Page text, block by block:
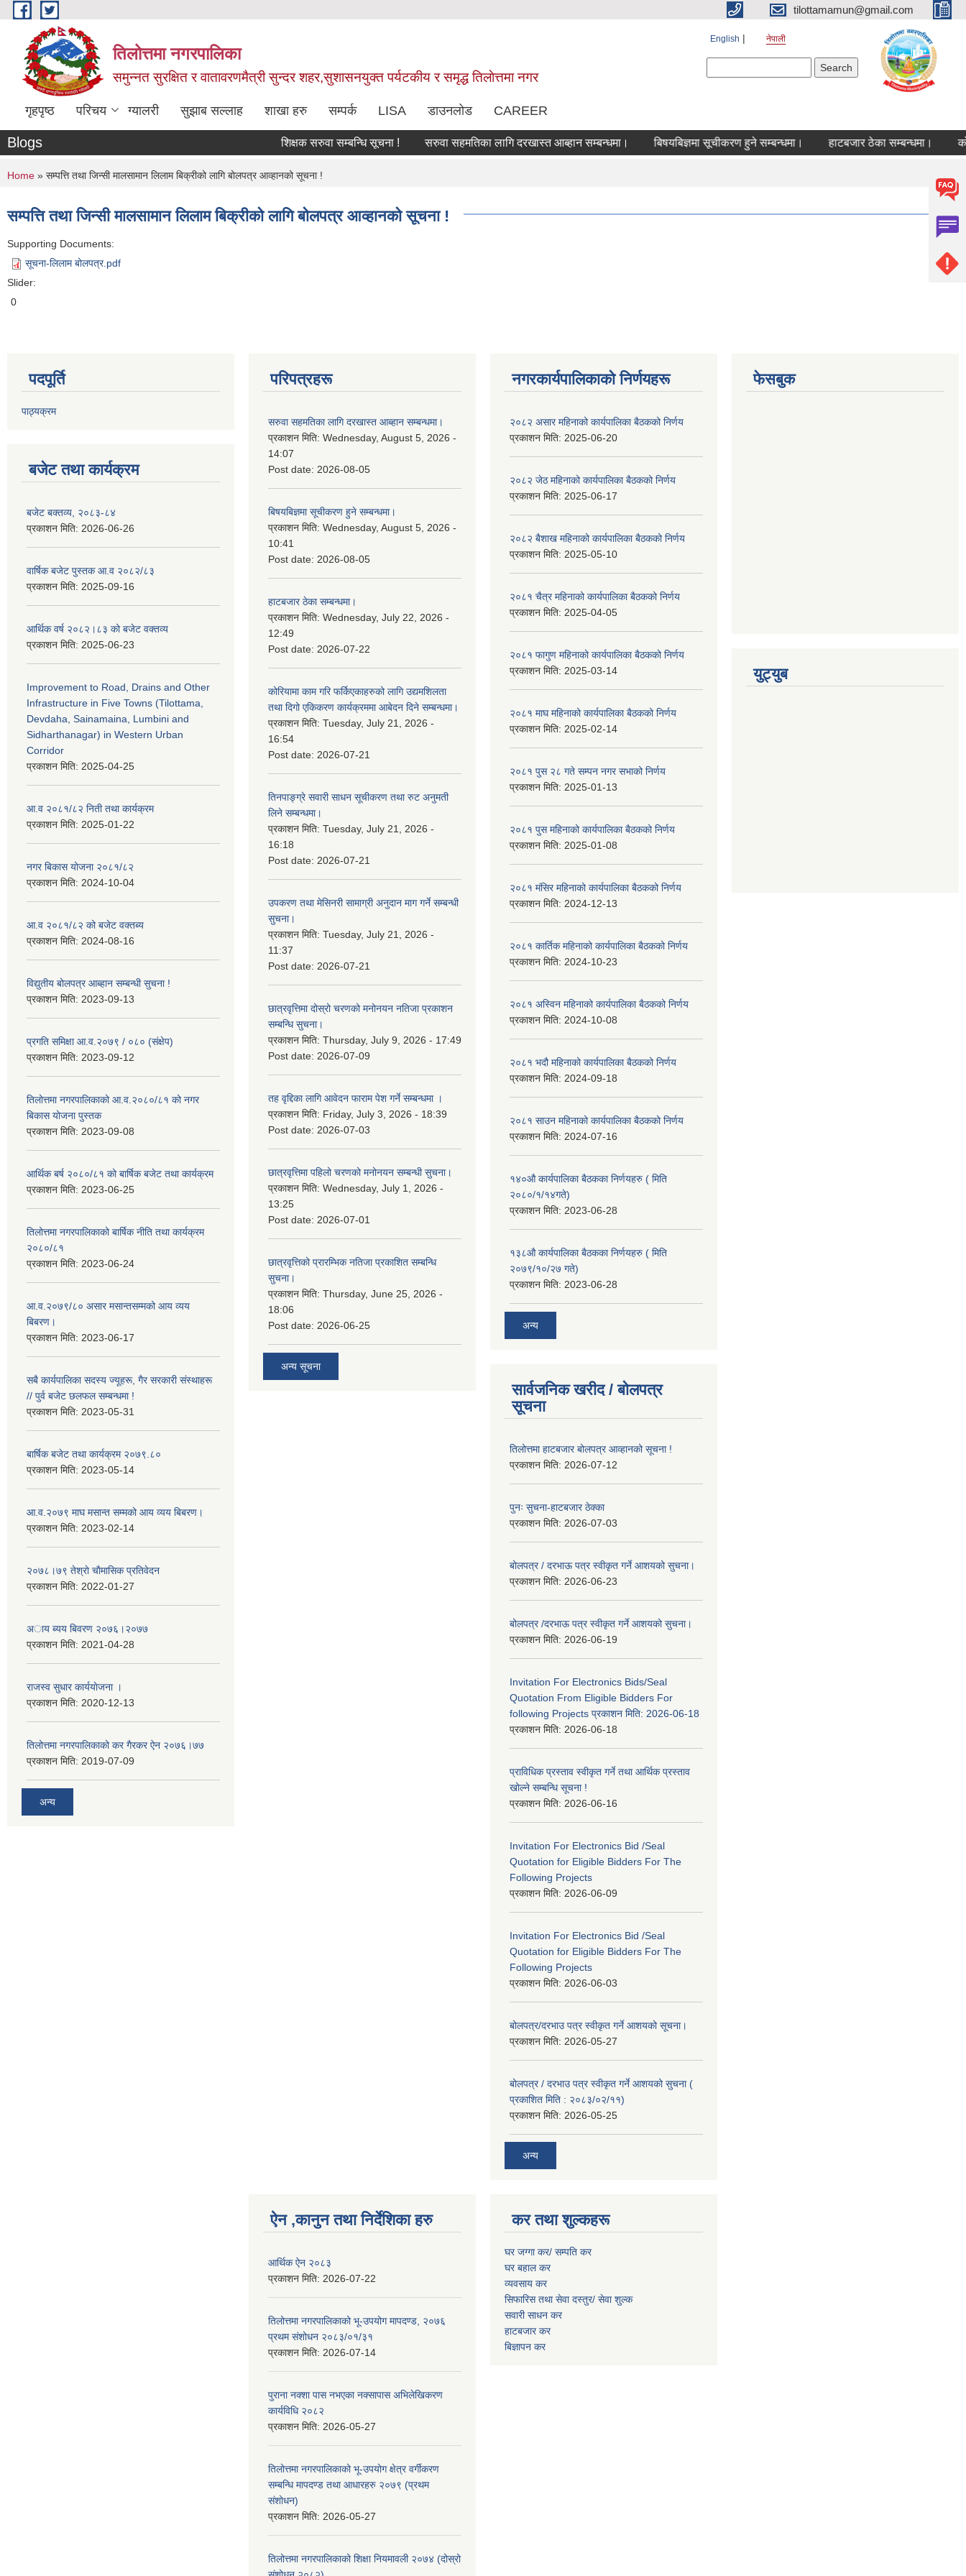
Skip to main content tilottamamun@gmail.com
तिलोत्तमा नगरपालिका
समुन्नत सुरक्षित र वातावरणमैत्री सुन्दर शहर,सुशासनयुक्त पर्यटकीय र समृद्ध तिलाेत्तमा नगर
English नेपाली
गृहपृष्ठ परिचय ग्यालरी सुझाब सल्लाह शाखा हरु सम्पर्क LISA डाउनलोड CAREER
Blogs शिक्षक सरुवा सम्बन्धि सूचना ! सरुवा सहमतिका लागि दरखास्त आब्हान सम्बन्धमा। बिषयबिज्ञमा सूचीकरण हुने सम्बन्धमा। हाटबजार ठेका सम्बन्धमा।
You are here
Home » सम्पत्ति तथा जिन्सी मालसामान लिलाम बिक्रीको लागि बोलपत्र आव्हानको सूचना !
सम्पत्ति तथा जिन्सी मालसामान लिलाम बिक्रीको लागि बोलपत्र आव्हानको सूचना !
Supporting Documents:
सूचना-लिलाम बोलपत्र.pdf
Slider:
0
पदपूर्ति
पाठ्यक्रम
बजेट तथा कार्यक्रम
बजेट बक्तव्य, २०८३-८४
प्रकाशन मिति: 2026-06-26
वार्षिक बजेट पुस्तक आ.व २०८२/८३
प्रकाशन मिति: 2025-09-16
आर्थिक वर्ष २०८२।८३ को बजेट वक्तव्य
प्रकाशन मिति: 2025-06-23
Improvement to Road, Drains and Other
Infrastructure in Five Towns (Tilottama,
Devdaha, Sainamaina, Lumbini and
Sidharthanagar) in Western Urban
Corridor
प्रकाशन मिति: 2025-04-25
आ.व २०८१/८२ निती तथा कार्यक्रम
प्रकाशन मिति: 2025-01-22
नगर बिकास योजना २०८१/८२
प्रकाशन मिति: 2024-10-04
आ.व २०८१/८२ को बजेट वक्तब्य
प्रकाशन मिति: 2024-08-16
विद्युतीय बोलपत्र आब्हान सम्बन्धी सुचना !
प्रकाशन मिति: 2023-09-13
प्रगति समिक्षा आ.व.२०७९ / ०८० (संक्षेप)
प्रकाशन मिति: 2023-09-12
तिलोत्तमा नगरपालिकाको आ.व.२०८०/८१ को नगर
बिकास योजना पुस्तक
प्रकाशन मिति: 2023-09-08
आर्थिक बर्ष २०८०/८१ को बार्षिक बजेट तथा कार्यक्रम
प्रकाशन मिति: 2023-06-25
तिलोत्तमा नगरपालिकाको बार्षिक नीति तथा कार्यक्रम
२०८०/८१
प्रकाशन मिति: 2023-06-24
आ.व.२०७९/८० असार मसान्तसम्मको आय व्यय
बिबरण।
प्रकाशन मिति: 2023-06-17
सबै कार्यपालिका सदस्य ज्यूहरू, गैर सरकारी संस्थाहरू
// पुर्व बजेट छलफल सम्बन्धमा !
प्रकाशन मिति: 2023-05-31
बार्षिक बजेट तथा कार्यक्रम २०७९.८०
प्रकाशन मिति: 2023-05-14
आ.व.२०७९ माघ मसान्त सम्मको आय व्यय बिबरण।
प्रकाशन मिति: 2023-02-14
२०७८।७९ तेश्राे चाैमासिक प्रतिवेदन
प्रकाशन मिति: 2022-01-27
अाय ब्यय बिवरण २०७६।२०७७
प्रकाशन मिति: 2021-04-28
राजस्व सुधार कार्ययाेजना ।
प्रकाशन मिति: 2020-12-13
तिलोत्तमा नगरपालिकाको कर गैरकर ऐन २०७६।७७
प्रकाशन मिति: 2019-07-09
अन्य
परिपत्रहरू
सरुवा सहमतिका लागि दरखास्त आब्हान सम्बन्धमा।
प्रकाशन मिति: Wednesday, August 5, 2026 -
14:07
Post date: 2026-08-05
बिषयबिज्ञमा सूचीकरण हुने सम्बन्धमा।
प्रकाशन मिति: Wednesday, August 5, 2026 -
10:41
Post date: 2026-08-05
हाटबजार ठेका सम्बन्धमा।
प्रकाशन मिति: Wednesday, July 22, 2026 -
12:49
Post date: 2026-07-22
कोरियामा काम गरि फर्किएकाहरुको लागि उद्यमशिलता
तथा दिगो एकिकरण कार्यक्रममा आबेदन दिने सम्बन्धमा।
प्रकाशन मिति: Tuesday, July 21, 2026 -
16:54
Post date: 2026-07-21
तिनपाङ्ग्रे सवारी साधन सूचीकरण तथा रुट अनुमती
लिने सम्बन्धमा।
प्रकाशन मिति: Tuesday, July 21, 2026 -
16:18
Post date: 2026-07-21
उपकरण तथा मेसिनरी सामाग्री अनुदान माग गर्ने सम्बन्धी
सुचना।
प्रकाशन मिति: Tuesday, July 21, 2026 -
11:37
Post date: 2026-07-21
छात्रवृत्तिमा दोस्रो चरणको मनोनयन नतिजा प्रकाशन
सम्बन्धि सुचना।
प्रकाशन मिति: Thursday, July 9, 2026 - 17:49
Post date: 2026-07-09
तह वृद्दिका लागि आवेदन फाराम पेश गर्ने सम्बन्धमा ।
प्रकाशन मिति: Friday, July 3, 2026 - 18:39
Post date: 2026-07-03
छात्रवृत्तिमा पहिलो चरणको मनोनयन सम्बन्धी सुचना।
प्रकाशन मिति: Wednesday, July 1, 2026 -
13:25
Post date: 2026-07-01
छात्रवृत्तिको प्रारम्भिक नतिजा प्रकाशित सम्बन्धि
सुचना।
प्रकाशन मिति: Thursday, June 25, 2026 -
18:06
Post date: 2026-06-25
अन्य सूचना
नगरकार्यपालिकाकाे निर्णयहरू
२०८२ असार महिनाको कार्यपालिका बैठकको निर्णय
प्रकाशन मिति: 2025-06-20
२०८२ जेठ महिनाको कार्यपालिका बैठकको निर्णय
प्रकाशन मिति: 2025-06-17
२०८२ बैशाख महिनाको कार्यपालिका बैठकको निर्णय
प्रकाशन मिति: 2025-05-10
२०८१ चैत्र महिनाको कार्यपालिका बैठकको निर्णय
प्रकाशन मिति: 2025-04-05
२०८१ फागुण महिनाको कार्यपालिका बैठकको निर्णय
प्रकाशन मिति: 2025-03-14
२०८१ माघ महिनाको कार्यपालिका बैठकको निर्णय
प्रकाशन मिति: 2025-02-14
२०८१ पुस २८ गते सम्प‍न नगर सभाको निर्णय
प्रकाशन मिति: 2025-01-13
२०८१ पुस महिनाको कार्यपालिका बैठकको निर्णय
प्रकाशन मिति: 2025-01-08
२०८१ मंसिर महिनाको कार्यपालिका बैठकको निर्णय
प्रकाशन मिति: 2024-12-13
२०८१ कार्तिक महिनाको कार्यपालिका बैठकको निर्णय
प्रकाशन मिति: 2024-10-23
२०८१ अस्विन महिनाको कार्यपालिका बैठकको निर्णय
प्रकाशन मिति: 2024-10-08
२०८१ भदौ महिनाको कार्यपालिका बैठकको निर्णय
प्रकाशन मिति: 2024-09-18
२०८१ साउन महिनाको कार्यपालिका बैठकको निर्णय
प्रकाशन मिति: 2024-07-16
१४०औ कार्यपालिका बैठकका निर्णयहरु ( मिति
२०८०/१/१४गते)
प्रकाशन मिति: 2023-06-28
१३८औ कार्यपालिका बैठकका निर्णयहरु ( मिति
२०७९/१०/२७ गते)
प्रकाशन मिति: 2023-06-28
अन्य
सार्वजनिक खरीद / बोलपत्र
सूचना
तिलोत्तमा हाटबजार बोलपत्र आव्हानको सूचना !
प्रकाशन मिति: 2026-07-12
पुनः सुचना-हाटबजार ठेक्का
प्रकाशन मिति: 2026-07-03
बोलपत्र / दरभाऊ पत्र स्वीकृत गर्ने आशयको सुचना।
प्रकाशन मिति: 2026-06-23
बोलपत्र /दरभाऊ पत्र स्वीकृत गर्ने आशयको सुचना।
प्रकाशन मिति: 2026-06-19
Invitation For Electronics Bids/Seal
Quotation From Eligible Bidders For
following Projects प्रकाशन मिति: 2026-06-18
प्रकाशन मिति: 2026-06-18
प्राविधिक प्रस्ताव स्वीकृत गर्ने तथा आर्थिक प्रस्ताव
खोल्ने सम्बन्धि सूचना !
प्रकाशन मिति: 2026-06-16
Invitation For Electronics Bid /Seal
Quotation for Eligible Bidders For The
Following Projects
प्रकाशन मिति: 2026-06-09
Invitation For Electronics Bid /Seal
Quotation for Eligible Bidders For The
Following Projects
प्रकाशन मिति: 2026-06-03
बोलपत्र/दरभाउ पत्र स्वीकृत गर्ने आशयको सूचना।
प्रकाशन मिति: 2026-05-27
बोलपत्र / दरभाउ पत्र स्वीकृत गर्ने आशयको सुचना (
प्रकाशित मिति : २०८३/०२/११)
प्रकाशन मिति: 2026-05-25
अन्य
फेसबुक
युट्युब
ऐन ,कानुन तथा निर्देशिका हरु
आर्थिक ऐन २०८३
प्रकाशन मिति: 2026-07-22
तिलोत्तमा नगरपालिकाको भू-उपयोग मापदण्ड, २०७६
प्रथम संशोधन २०८३/०१/३१
प्रकाशन मिति: 2026-07-14
पुराना नक्शा पास नभएका नक्सापास अभिलेखिकरण
कार्यविधि २०८२
प्रकाशन मिति: 2026-05-27
तिलोत्तमा नगरपालिकाको भू-उपयोग क्षेत्र वर्गीकरण
सम्बन्धि मापदण्ड तथा आधारहरु २०७९ (प्रथम
संशोधन)
प्रकाशन मिति: 2026-05-27
तिलोत्तमा नगरपालिकाको शिक्षा नियमावली २०७४ (दोस्रो
कर तथा शुल्कहरू
घर जग्गा कर/ सम्पति कर
घर बहाल कर
व्यवसाय कर
सिफारिस तथा सेवा दस्तुर/ सेवा शुल्क
सवारी साधन कर
हाटबजार कर
बिज्ञापन कर